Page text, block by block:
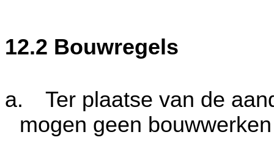
12.2 Bouwregels
a.
Ter plaatse van de
mogen geen